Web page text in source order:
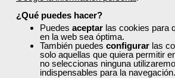
¿Qué puedes hacer?
Puedes aceptar las cookies para
en la web sea óptima.
También puedes configurar las
solo aquellas que quiera permitir
no seleccionas ninguna
indispensables para la navegación.
igualdad
Curso Gratuito
60 horas
Online (Madrid )